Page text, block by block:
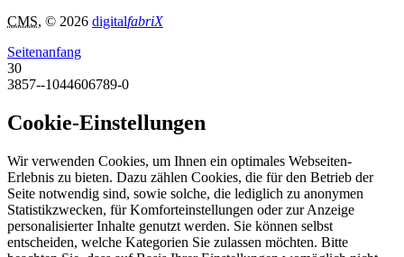
CMS, © 2026 digitalfabriX
Seitenanfang
30
3857--1044606789-0
Cookie-Einstellungen
Wir verwenden Cookies, um Ihnen ein optimales Webseiten-
Erlebnis zu bieten. Dazu zählen Cookies, die für den Betrieb der
Seite notwendig sind, sowie solche, die lediglich zu anonymen
Statistikzwecken, für Komforteinstellungen oder zur Anzeige
personalisierter Inhalte genutzt werden. Sie können selbst
entscheiden, welche Kategorien Sie zulassen möchten. Bitte